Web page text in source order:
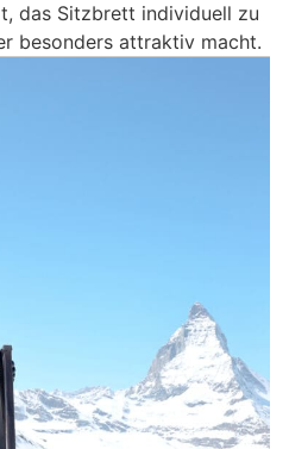
das Sitzbrett individuell zu
besonders attraktiv macht.